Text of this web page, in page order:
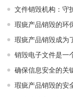
文件销毁机构：守
瑕疵产品销毁的环
瑕疵产品销毁成为
销毁电子文件是一
确保信息安全的关
瑕疵产品销毁的安